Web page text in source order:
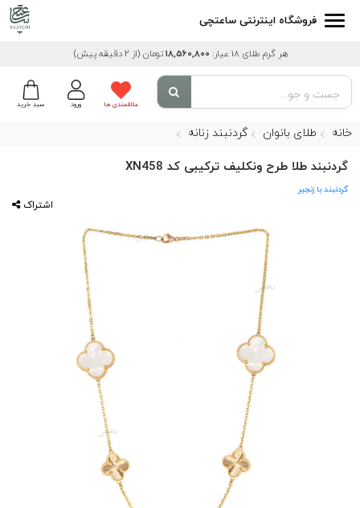
فروشگاه اینترنتی ساعتچی
هر گرم طلای 18 عیار: 18,560,800 تومان (از 2 دقیقه پیش)
سبد خرید ورود علاقمندی ها
خانه طلای بانوان گردنبند زنانه
گردنبند طلا طرح ونکلیف ترکیبی کد XN458
گردنبند با زنجیر
اشتراک